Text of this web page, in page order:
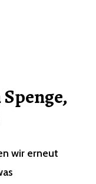
wir erneut